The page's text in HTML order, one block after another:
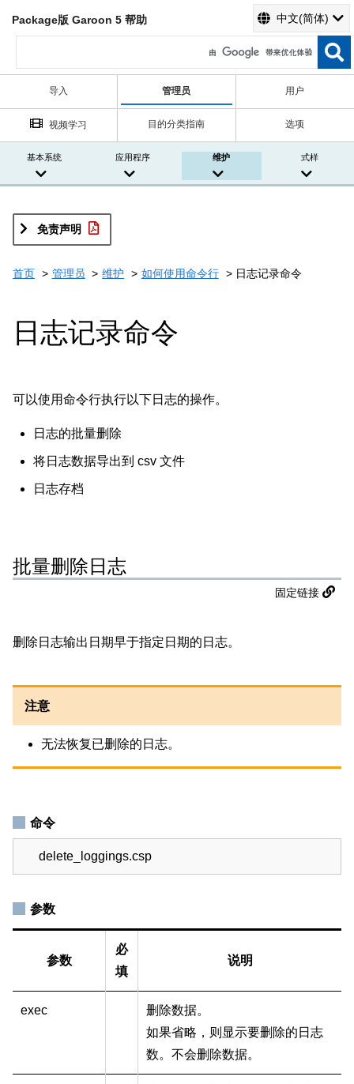
Package版 Garoon 5 帮助 中文(简体)
导入 管理员 用户
视频学习 目的分类指南 选项
基本系统 应用程序 维护 式样
免责声明
首页 管理员 维护 如何使用命令行 日志记录命令
日志记录命令
可以使用命令行执行以下日志的操作。
日志的批量删除
将日志数据导出到 csv 文件
日志存档
批量删除日志
固定链接
删除日志输出日期早于指定日期的日志。
注意
无法恢复已删除的日志。
命令
delete_loggings.csp
参数
参数
必
填
说明
exec
删除数据。
如果省略，则显示要删除的日志
数。不会删除数据。